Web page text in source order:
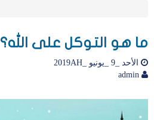
ما هو التوكل على الله؟
الأحد _9 _يونيو _2019AH